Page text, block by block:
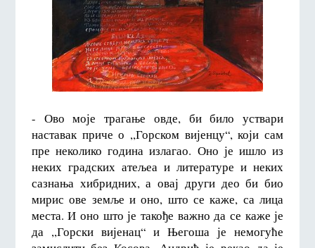
- Ово моје трагање овде, би било уствари
наставак приче о ,,Горском вијенцу“, који сам
пре неколико година излагао. Оно је ишло из
неких градских атељеа и литературе и неких
сазнања хибридних, а овај други део би био
мирис ове земље и оно, што се каже, са лица
места. И оно што је такође важно да се каже је
да ,,Горски вијенац“ и Његоша је немогуће